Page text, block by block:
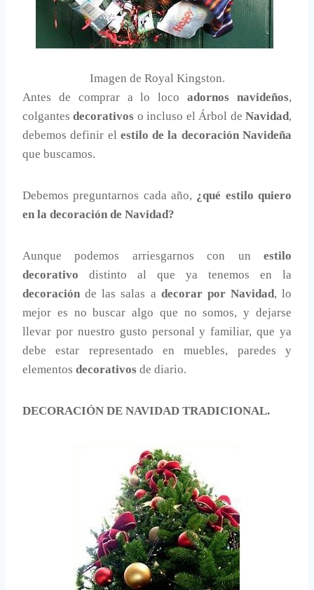
Imagen de Royal Kingston.
Antes de comprar a lo locoadornos navideños,
colgantesdecorativos o incluso el Árbol deNavidad,
debemos definir el estilo de la decoración Navideña
que buscamos.
Debemos preguntarnos cada año, ¿qué estilo quiero
en la decoración de Navidad?
Aunque podemos arriesgarnos con un estilo
decorativo distinto al que ya tenemos en la
decoración de las salas a decorar por Navidad, lo
mejor es no buscar algo que no somos, y dejarse
llevar por nuestro gusto personal y familiar, que ya
debe estar representado en muebles, paredes y
elementos decorativos de diario.
DECORACIÓN DE NAVIDAD TRADICIONAL.